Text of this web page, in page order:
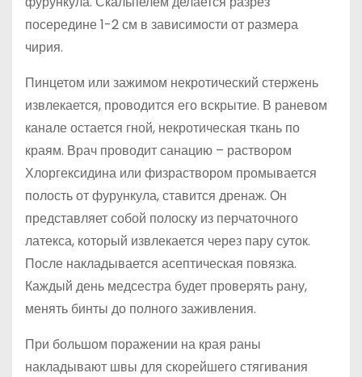
посередине 1-2 см в зависимости от размера
чирия.
Пинцетом или зажимом некротический стержень
извлекается, проводится его вскрытие. В раневом
канале остается гной, некротическая ткань по
краям. Врач проводит санацию – раствором
Хлоргексидина или физраствором промывается
полость от фурункула, ставится дренаж. Он
представляет собой полоску из перчаточного
латекса, который извлекается через пару суток.
После накладывается асептическая повязка.
Каждый день медсестра будет проверять рану,
менять бинты до полного заживления.
При большом поражении на края раны
накладывают швы для скорейшего стягивания